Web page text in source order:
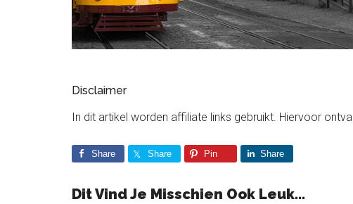
Disclaimer
In dit artikel worden affiliate links gebruikt. Hiervoor
Share Share Pin Share
Dit Vind Je Misschien Ook Leuk...